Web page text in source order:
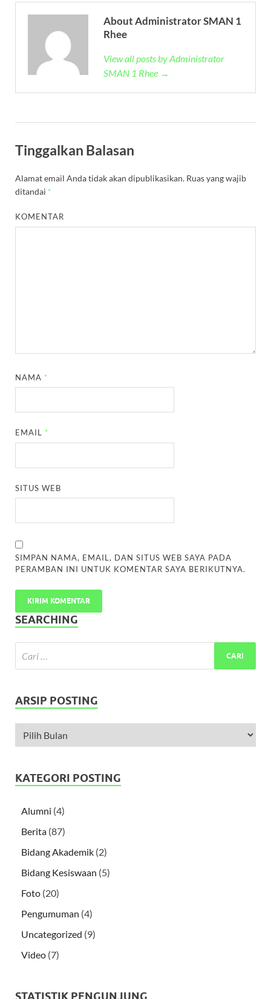
About Administrator SMAN 1
Rhee
View all posts by Administrator
SMAN 1 Rhee →
Tinggalkan Balasan
Alamat email Anda tidak akan dipublikasikan. Ruas yang wajib
ditandai *
KOMENTAR
NAMA *
EMAIL *
SITUS WEB
SIMPAN NAMA, EMAIL, DAN SITUS WEB SAYA PADA
PERAMBAN INI UNTUK KOMENTAR SAYA BERIKUTNYA.
SEARCHING
ARSIP POSTING
KATEGORI POSTING
Alumni (4)
Berita (87)
Bidang Akademik (2)
Bidang Kesiswaan (5)
Foto (20)
Pengumuman (4)
Uncategorized (9)
Video (7)
STATISTIK PENGUNJUNG